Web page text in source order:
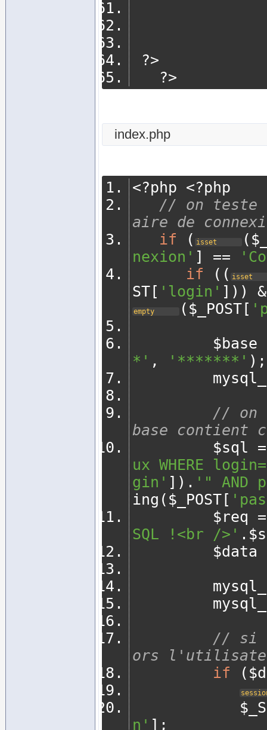
?>
?>
index.php
<?php <?php
// on teste
aire de
if
( isset (
nexion' ] ==
if
(( isset
ST [ 'login' ]))
empty ( $_POST [
         $base
*' , '*******' );
// on
base contient
         $sql
=
ux WHERE
gin' ]). '" AND
ing ( $_POST [
         $req
=
SQL !<br />' .
         $data
// si
ors
if
(
n' ];